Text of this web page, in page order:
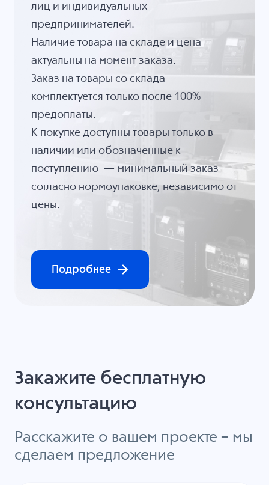
лиц и индивидуальных
предпринимателей.
Наличие товара на складе и цена
актуальны на момент заказа.
Заказ на товары со склада
комплектуется только после 100%
предоплаты.
К покупке доступны товары только в
наличии или обозначенные к
поступлению — минимальный заказ
согласно нормоупаковке, независимо от
цены.
Подробнее
Закажите бесплатную
консультацию
Расскажите о вашем проекте – мы
сделаем предложение